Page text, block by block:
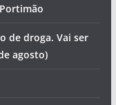
de droga. Vai ser
agosto)